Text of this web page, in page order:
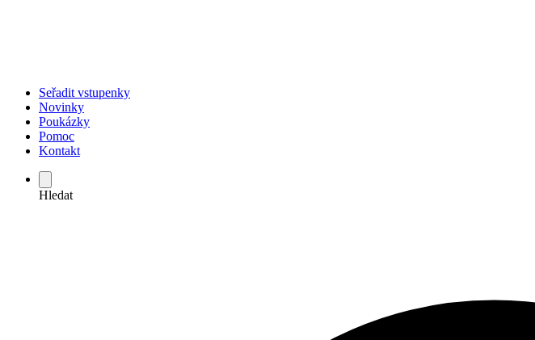
Seřadit vstupenky
Novinky
Poukázky
Pomoc
Kontakt
Hledat